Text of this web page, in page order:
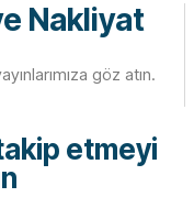
Nakliyat
göz atın.
etmeyi